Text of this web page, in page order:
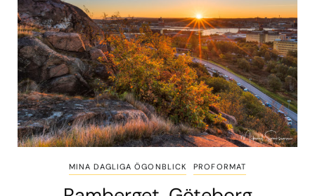
MINA DAGLIGA ÖGONBLICK PROFORMAT